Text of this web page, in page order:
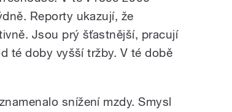
Reporty ukazují, že
Jsou prý šťastnější, pracují
té doby vyšší tržby. V té době
snížení mzdy. Smysl